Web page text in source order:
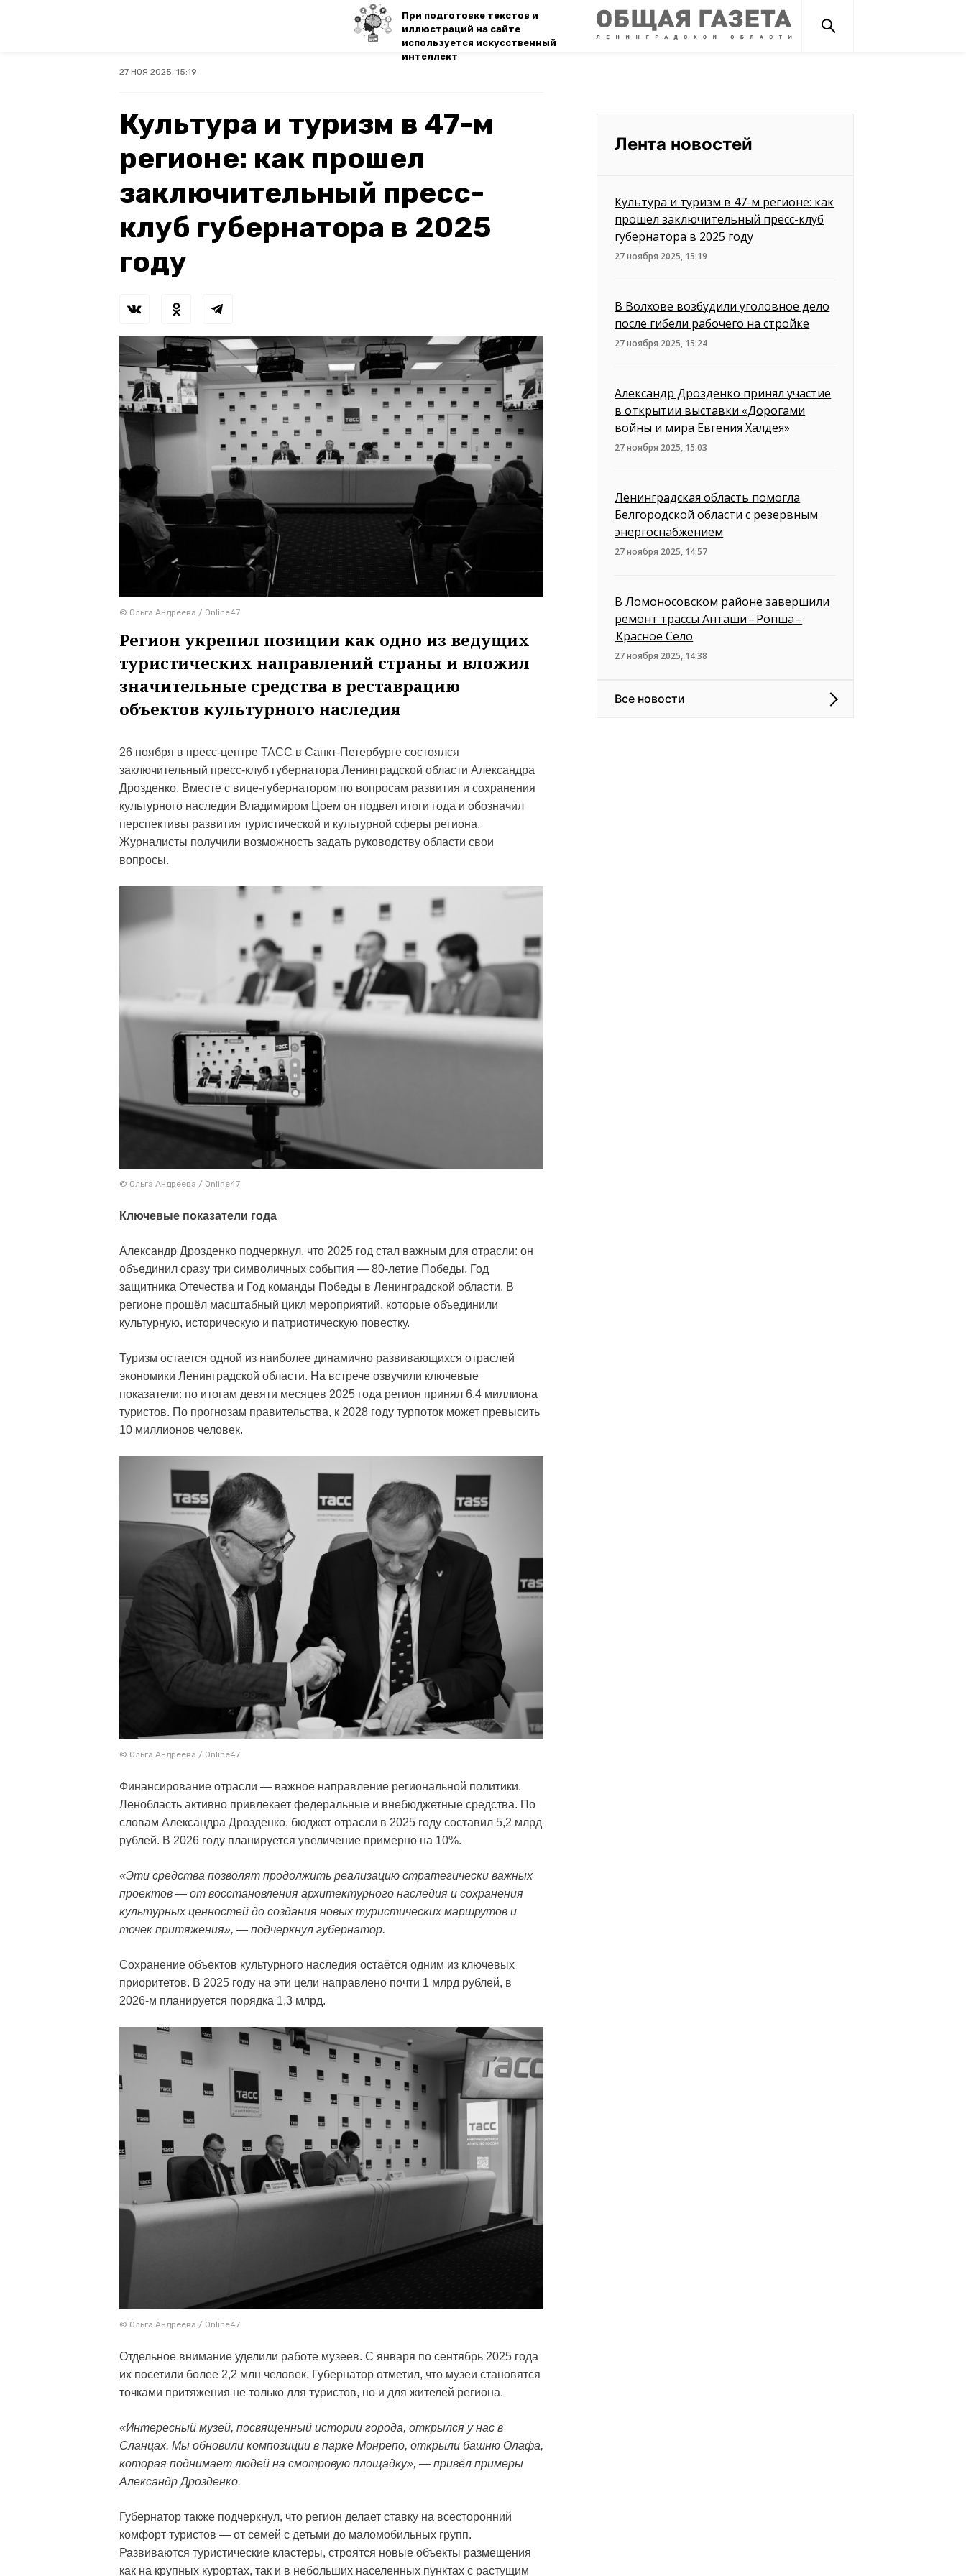
При подготовке текстов и
иллюстраций на сайте
используется искусственный
интеллект
27 НОЯ 2025, 15:19
Культура и туризм в 47-м
регионе: как прошел
заключительный пресс-
клуб губернатора в 2025
году
© Ольга Андреева / Online47
Регион укрепил позиции как одно из ведущих
туристических направлений страны и вложил
значительные средства в реставрацию
объектов культурного наследия
26 ноября в пресс-центре ТАСС в Санкт-Петербурге состоялся
заключительный пресс-клуб губернатора Ленинградской области Александра
Дрозденко. Вместе с вице-губернатором по вопросам развития и сохранения
культурного наследия Владимиром Цоем он подвел итоги года и обозначил
перспективы развития туристической и культурной сферы региона.
Журналисты получили возможность задать руководству области свои
вопросы.
© Ольга Андреева / Online47
Ключевые показатели года
Александр Дрозденко подчеркнул, что 2025 год стал важным для отрасли: он
объединил сразу три символичных события — 80-летие Победы, Год
защитника Отечества и Год команды Победы в Ленинградской области. В
регионе прошёл масштабный цикл мероприятий, которые объединили
культурную, историческую и патриотическую повестку.
Туризм остается одной из наиболее динамично развивающихся отраслей
экономики Ленинградской области. На встрече озвучили ключевые
показатели: по итогам девяти месяцев 2025 года регион принял 6,4 миллиона
туристов. По прогнозам правительства, к 2028 году турпоток может превысить
10 миллионов человек.
© Ольга Андреева / Online47
Финансирование отрасли — важное направление региональной политики.
Ленобласть активно привлекает федеральные и внебюджетные средства. По
словам Александра Дрозденко, бюджет отрасли в 2025 году составил 5,2 млрд
рублей. В 2026 году планируется увеличение примерно на 10%.
«Эти средства позволят продолжить реализацию стратегически важных
проектов — от восстановления архитектурного наследия и сохранения
культурных ценностей до создания новых туристических маршрутов и
точек притяжения», — подчеркнул губернатор.
Сохранение объектов культурного наследия остаётся одним из ключевых
приоритетов. В 2025 году на эти цели направлено почти 1 млрд рублей, в
2026-м планируется порядка 1,3 млрд.
© Ольга Андреева / Online47
Отдельное внимание уделили работе музеев. С января по сентябрь 2025 года
их посетили более 2,2 млн человек. Губернатор отметил, что музеи становятся
точками притяжения не только для туристов, но и для жителей региона.
«Интересный музей, посвященный истории города, открылся у нас в
Сланцах. Мы обновили композиции в парке Монрепо, открыли башню Олафа,
которая поднимает людей на смотровую площадку», — привёл примеры
Александр Дрозденко.
Губернатор также подчеркнул, что регион делает ставку на всесторонний
комфорт туристов — от семей с детьми до маломобильных групп.
Развиваются туристические кластеры, строятся новые объекты размещения
как на крупных курортах, так и в небольших населенных пунктах с растущим
Лента новостей
Культура и туризм в 47-м регионе: как
прошел заключительный пресс-клуб
губернатора в 2025 году
27 ноября 2025, 15:19
В Волхове возбудили уголовное дело
после гибели рабочего на стройке
27 ноября 2025, 15:24
Александр Дрозденко принял участие
в открытии выставки «Дорогами
войны и мира Евгения Халдея»
27 ноября 2025, 15:03
Ленинградская область помогла
Белгородской области с резервным
энергоснабжением
27 ноября 2025, 14:57
В Ломоносовском районе завершили
ремонт трассы Анташи – Ропша –
Красное Село
27 ноября 2025, 14:38
Все новости